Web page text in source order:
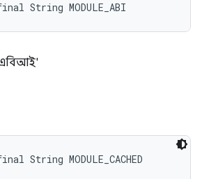
String MODULE_ABI
String MODULE_CACHED